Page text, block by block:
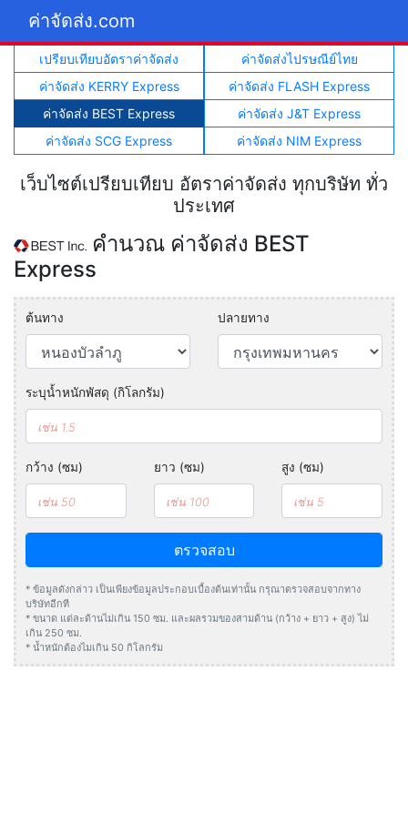
ค่าจัดส่ง.com
เปรียบเทียบอัตราค่าจัดส่ง
ค่าจัดส่งไปรษณีย์ไทย
ค่าจัดส่ง KERRY Express
ค่าจัดส่ง FLASH Express
ค่าจัดส่ง BEST Express
ค่าจัดส่ง J&T Express
ค่าจัดส่ง SCG Express
ค่าจัดส่ง NIM Express
เว็บไซต์เปรียบเทียบ อัตราค่าจัดส่ง ทุกบริษัท ทั่ว
ประเทศ
คำนวณ ค่าจัดส่ง BEST
Express
ต้นทาง ปลายทาง
ระบุน้ำหนักพัสดุ (กิโลกรัม)
กว้าง (ซม) ยาว (ซม) สูง (ซม)
ตรวจสอบ
* ข้อมูลดังกล่าว เป็นเพียงข้อมูลประกอบเบื้องต้นเท่านั้น กรุณาตรวจสอบจากทาง
บริษัทอีกที
* ขนาด แต่ละด้านไม่เกิน 150 ซม. และผลรวมของสามด้าน (กว้าง + ยาว + สูง) ไม่
เกิน 250 ซม.
* น้ำหนักต้องไมเกิน 50 กิโลกรัม